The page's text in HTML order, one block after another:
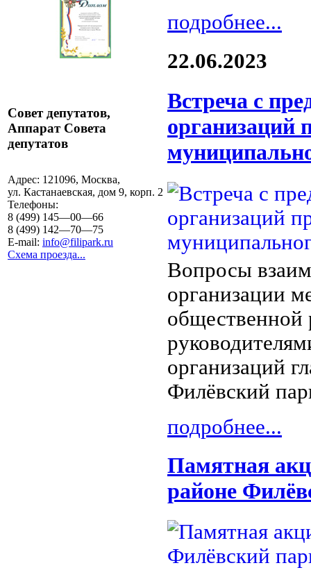
Совет депутатов,
Аппарат Совета
депутатов
Адрес: 121096, Москва,
ул. Кастанаевская, дом 9, корп. 2
Телефоны:
8 (499) 145—00—66
8 (499) 142—70—75
E-mail: info@filipark.ru
Схема проезда...
подробнее...
22.06.2023
Встреча с
организаций
Вопросы
организации
общественной
организаций
Филёвский
подробнее...
Памятная
районе